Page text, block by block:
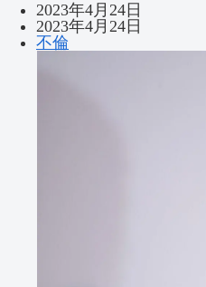
2023年4月24日
2023年4月24日
不倫